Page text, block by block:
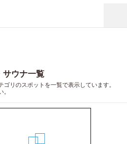
サウナ一覧
リのスポットを一覧で表示しています。
3